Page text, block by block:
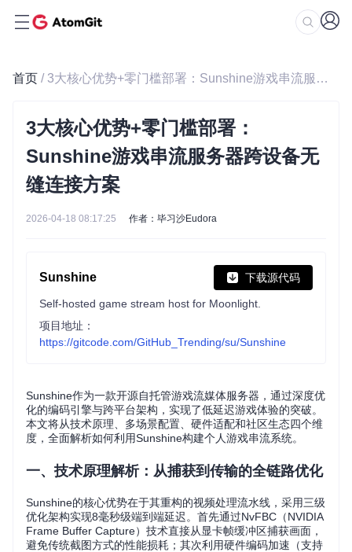
首页 / 3大核心优势+零门槛部署：Sunshine游戏串流服务器跨设备无缝连接方案
3大核心优势+零门槛部署：
Sunshine游戏串流服务器跨设备无
缝连接方案
2026-04-18 08:17:25 作者：毕习沙Eudora
Sunshine 下载源代码
Self-hosted game stream host for Moonlight.
项目地址：
https://gitcode.com/GitHub_Trending/su/Sunshine
Sunshine作为一款开源自托管游戏流媒体服务器，通过深度优
化的编码引擎与跨平台架构，实现了低延迟游戏体验的突破。
本文将从技术原理、多场景配置、硬件适配和社区生态四个维
度，全面解析如何利用Sunshine构建个人游戏串流系统。
一、技术原理解析：从捕获到传输的全链路优化
Sunshine的核心优势在于其重构的视频处理流水线，采用三级
优化架构实现8毫秒级端到端延迟。首先通过NvFBC（NVIDIA
Frame Buffer Capture）技术直接从显卡帧缓冲区捕获画面，
避免传统截图方式的性能损耗；其次利用硬件编码加速（支持